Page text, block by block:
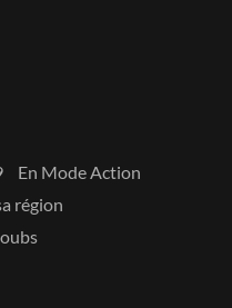
En Mode Action
région